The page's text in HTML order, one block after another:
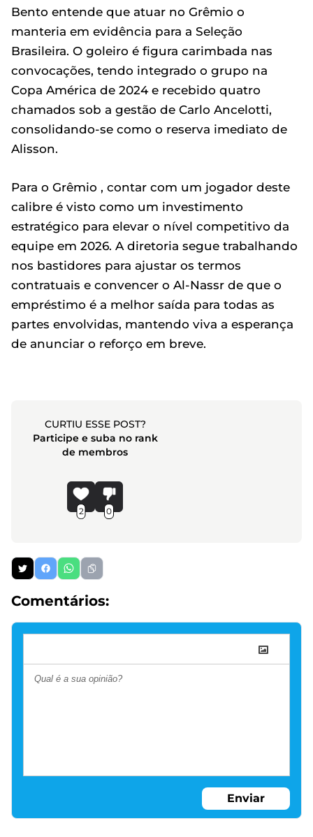
Bento entende que atuar no Grêmio o
manteria em evidência para a Seleção
Brasileira. O goleiro é figura carimbada nas
convocações, tendo integrado o grupo na
Copa América de 2024 e recebido quatro
chamados sob a gestão de Carlo Ancelotti,
consolidando-se como o reserva imediato de
Alisson.
Para o Grêmio , contar com um jogador deste
calibre é visto como um investimento
estratégico para elevar o nível competitivo da
equipe em 2026. A diretoria segue trabalhando
nos bastidores para ajustar os termos
contratuais e convencer o Al-Nassr de que o
empréstimo é a melhor saída para todas as
partes envolvidas, mantendo viva a esperança
de anunciar o reforço em breve.
CURTIU ESSE POST?
Participe e suba no rank
de membros
2 0
Comentários:
Enviar